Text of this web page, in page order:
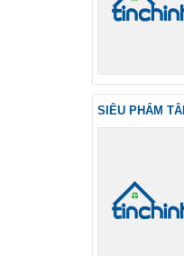
SIÊU PHẨM